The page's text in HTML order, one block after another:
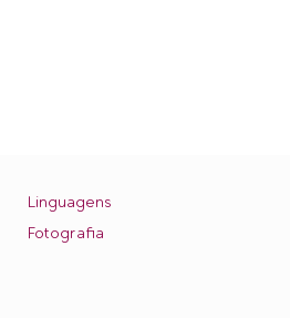
Linguagens
Fotografia